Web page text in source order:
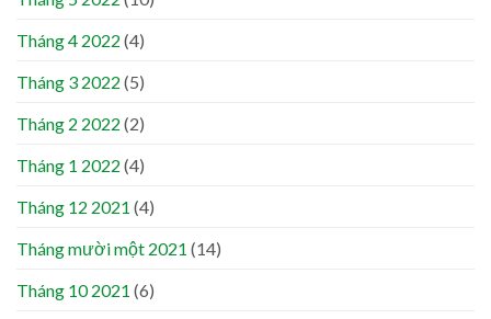
Tháng 4 2022 (4)
Tháng 3 2022 (5)
Tháng 2 2022 (2)
Tháng 1 2022 (4)
Tháng 12 2021 (4)
Tháng mười một 2021 (14)
Tháng 10 2021 (6)